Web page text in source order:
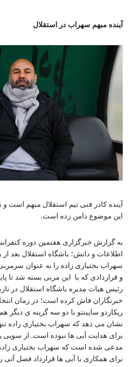
آینده مبهم سهراب در استقلال
آینده کادر فنی تیم استقلال مبهم است و
این موضوع دامن زده است.
به گزارش خبرگزاری هفتمین دوره
اطلاعات و دانش؛ باشگاه استقلال بعد از
سهراب بختیاری زاده را به عنوان
و قراردادی که با این مربی بسته شد تا
رئیس هیات مدیره باشگاه استقلال در
خبرنگاران فاش کرده است؛ در زمان
ریکاردو ساپینتو با دو سه گزینه ی دیگر
نشان می دهد که سهراب بختیاری زاده
برای هدایت آبی ها نبوده است. از سویی
مدعی شده است که سهراب بختیاری زاده
برای همکاری با آبی ها قرارداد فصل